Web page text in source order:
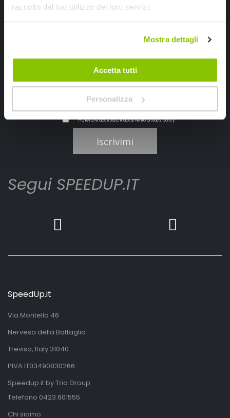
raccolto dal tuo utilizzo dei loro servizi.
Mostra dettagli
Accetta tutti
Personalizza
Iscriviti alla newsletter Speedup
Ricevi subito uno sconto del 10% per il tuo primo acquisto online!
Ho letto e accettato il documentoprivacy policy
Iscrivimi
Segui SPEEDUP.IT
SpeedUp.it
Via Montello 46
Nervesa della Battaglia
Treviso, Italy 31040
PIVA IT03490830266
Speedup.it by Trio Group
Telefono 0423.601555
Chi siamo